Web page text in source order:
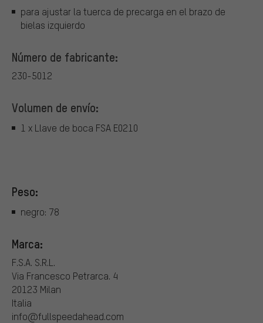
para ajustar la tuerca de precarga en el brazo de
bielas izquierdo
Número de fabricante:
230-5012
Volumen de envío:
1 x Llave de boca FSA E0210
Peso:
negro: 78
Marca:
F.S.A. S.R.L.
Via Francesco Petrarca. 4
20123 Milan
Italia
info@fullspeedahead.com